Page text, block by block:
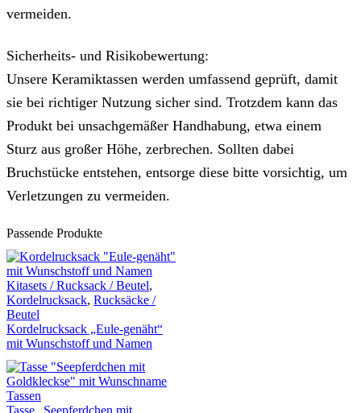
vermeiden.
Sicherheits- und Risikobewertung:
Unsere Keramiktassen werden umfassend geprüft, damit
sie bei richtiger Nutzung sicher sind. Trotzdem kann das
Produkt bei unsachgemäßer Handhabung, etwa einem
Sturz aus großer Höhe, zerbrechen. Sollten dabei
Bruchstücke entstehen, entsorge diese bitte vorsichtig, um
Verletzungen zu vermeiden.
Passende Produkte
Kitasets / Rucksack / Beutel,
Kordelrucksack, Rucksäcke /
Beutel
Kordelrucksack „Eule-genäht“
mit Wunschstoff und Namen
Tassen